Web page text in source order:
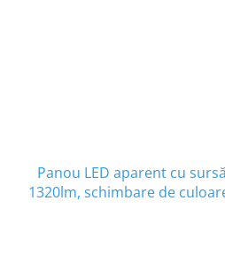
Panou LED aparent cu
1320lm, schimbare de